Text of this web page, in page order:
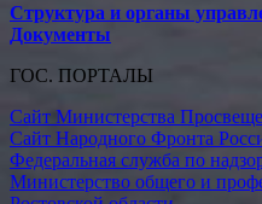
Структура и органы
Документы
ГОС. ПОРТАЛЫ
Сайт Министерства
Сайт Народного Фронта
Федеральная служба по
Министерство общего и